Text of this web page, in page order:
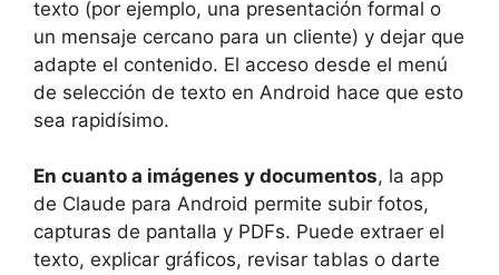
texto (por ejemplo, una presentación formal o
un mensaje cercano para un cliente) y dejar que
adapte el contenido. El acceso desde el menú
de selección de texto en Android hace que esto
sea rapidísimo.
En cuanto a imágenes y documentos, la app
de Claude para Android permite subir fotos,
capturas de pantalla y PDFs. Puede extraer el
texto, explicar gráficos, revisar tablas o darte